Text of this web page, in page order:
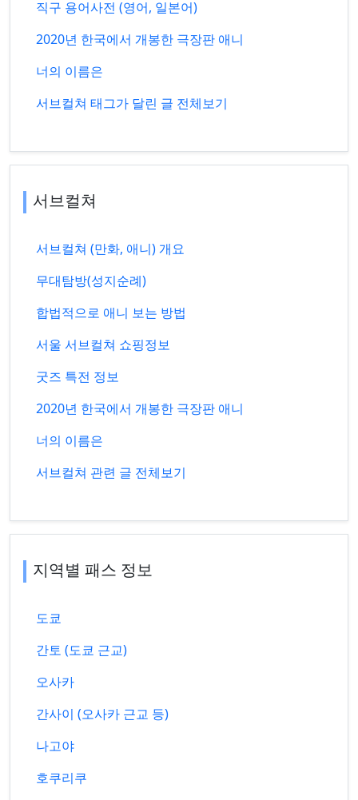
직구 용어사전 (영어, 일본어)
2020년 한국에서 개봉한 극장판 애니
너의 이름은
서브컬쳐 태그가 달린 글 전체보기
서브컬쳐
서브컬쳐 (만화, 애니) 개요
무대탐방(성지순례)
합법적으로 애니 보는 방법
서울 서브컬쳐 쇼핑정보
굿즈 특전 정보
2020년 한국에서 개봉한 극장판 애니
너의 이름은
서브컬쳐 관련 글 전체보기
지역별 패스 정보
도쿄
간토 (도쿄 근교)
오사카
간사이 (오사카 근교 등)
나고야
호쿠리쿠